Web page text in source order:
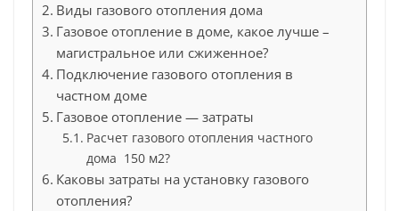
Виды газового отопления дома
Газовое отопление в доме, какое лучше –
магистральное или сжиженное?
Подключение газового отопления в
частном доме
Газовое отопление — затраты
Расчет газового отопления частного
дома 150 м2?
Каковы затраты на установку газового
отопления?